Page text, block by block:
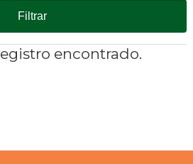
Filtrar
encontrado.